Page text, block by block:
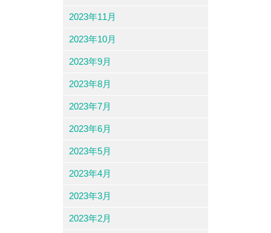
2023年11月
2023年10月
2023年9月
2023年8月
2023年7月
2023年6月
2023年5月
2023年4月
2023年3月
2023年2月